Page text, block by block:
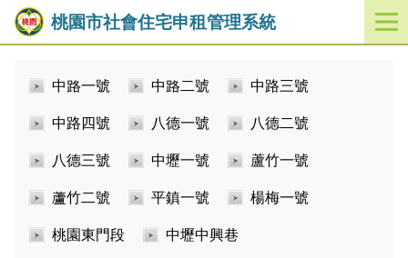
桃園市社會住宅申租管理系統
開
啟
中路一號 中路二號 中路三號
中路四號 八德一號 八德二號
八德三號 中壢一號 蘆竹一號
蘆竹二號 平鎮一號 楊梅一號
桃園東門段 中壢中興巷